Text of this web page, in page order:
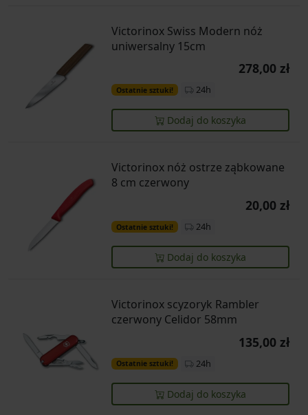
Victorinox Swiss Modern nóż
uniwersalny 15cm
278,00 zł
Ostatnie sztuki! 24h
Dodaj do koszyka
Victorinox nóż ostrze ząbkowane
8 cm czerwony
20,00 zł
Ostatnie sztuki! 24h
Dodaj do koszyka
Victorinox scyzoryk Rambler
czerwony Celidor 58mm
135,00 zł
Ostatnie sztuki! 24h
Dodaj do koszyka